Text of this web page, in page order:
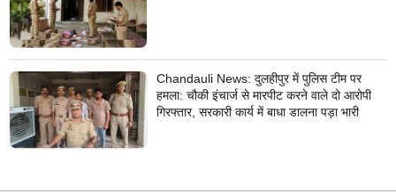
Chandauli News: दुलहीपुर में पुलिस टीम पर
हमला: चौकी इंचार्ज से मारपीट करने वाले दो आरोपी
गिरफ्तार, सरकारी कार्य में बाधा डालना पड़ा भारी